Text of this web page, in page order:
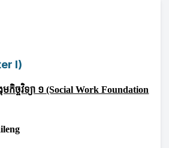
I)
កិច្ចវិទ្យា ១(Social Work Foundation